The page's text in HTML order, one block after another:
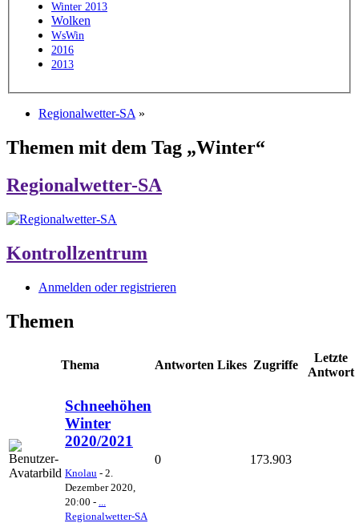
Winter 2013
Wolken
WsWin
2016
2013
Regionalwetter-SA »
Themen mit dem Tag „Winter“
Regionalwetter-SA
Kontrollzentrum
Anmelden oder registrieren
Themen
Thema Antworten Likes Zugriffe
Letzte
Antwort
Schneehöhen
Winter
2020/2021
Knolau - 2.
Dezember 2020,
20:00 -
Regionalwetter-SA
0 173.903